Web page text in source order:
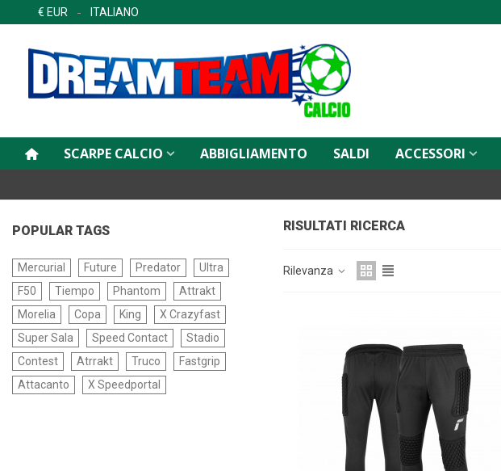
€ EUR ITALIANO
SCARPE CALCIO ABBIGLIAMENTO SALDI ACCESSORI
POPULAR TAGS
Mercurial Future Predator
Ultra
F50
Tiempo Phantom
Attrakt
Morelia
Copa King
X Crazyfast
Super Sala
Speed Contact
Stadio
Contest
Atrrakt Truco
Fastgrip
Attacanto
X Speedportal
RISULTATI RICERCA
Rilevanza